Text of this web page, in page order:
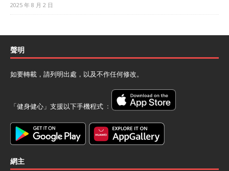
2025 年 8 月 2 日
聲明
如要轉載，請列明出處，以及不作任何修改。
「健身健心」支援以下手機程式 ﹕
網主